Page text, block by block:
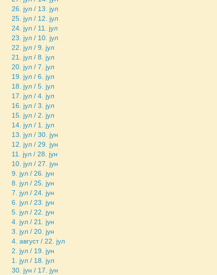
26. јул / 13. јул
25. јул / 12. јул
24. јул / 11. јул
23. јул / 10. јул
22. јул / 9. јул
21. јул / 8. јул
20. јул / 7. јул
19. јул / 6. јул
18. јул / 5. јул
17. јул / 4. јул
16. јул / 3. јул
15. јул / 2. јул
14. јул / 1. јул
13. јул / 30. јун
12. јул / 29. јун
11. јул / 28. јун
10. јул / 27. јун
9. јул / 26. јун
8. јул / 25. јун
7. јул / 24. јун
6. јул / 23. јун
5. јул / 22. јун
4. јул / 21. јун
3. јул / 20. јун
4. август / 22. јул
2. јул / 19. јун
1. јул / 18. јул
30. јун / 17. јун